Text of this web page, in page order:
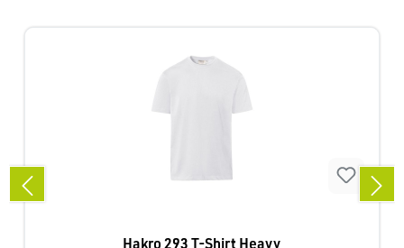
Hakro 293 T-Shirt Heavy